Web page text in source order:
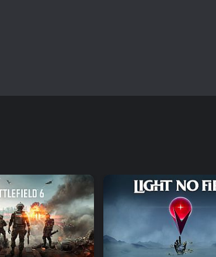
fresco sulle avventure da